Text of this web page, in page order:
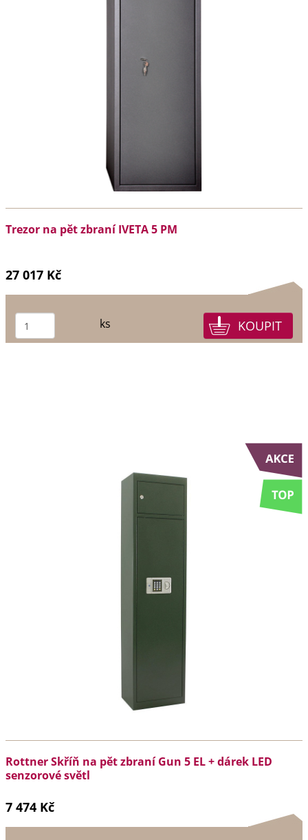
Trezor na pět zbraní IVETA 5 PM
27 017 Kč
ks
Rottner Skříň na pět zbraní Gun 5 EL + dárek LED
senzorové světl
7 474 Kč